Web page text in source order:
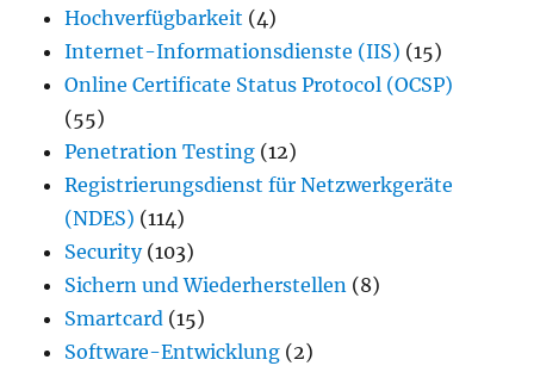
Hochverfügbarkeit (4)
Internet-Informationsdienste (IIS) (15)
Online Certificate Status Protocol (OCSP)
(55)
Penetration Testing (12)
Registrierungsdienst für Netzwerkgeräte
(NDES) (114)
Security(103)
Sichern und Wiederherstellen (8)
Smartcard (15)
Software-Entwicklung (2)